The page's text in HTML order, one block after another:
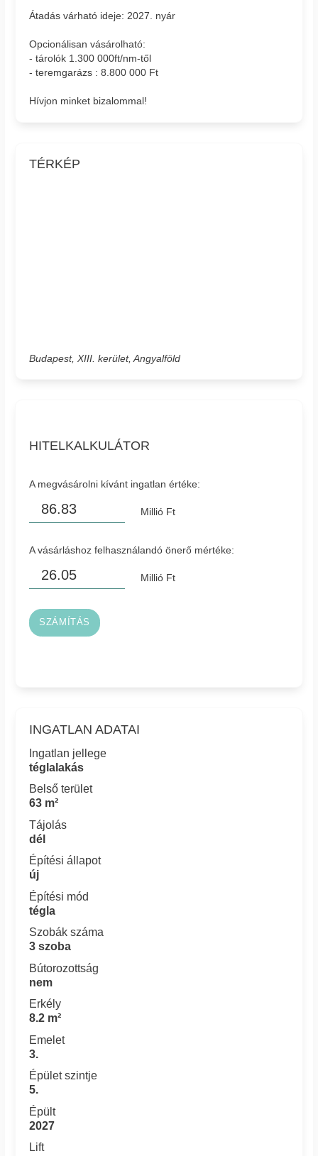
Átadás várható ideje: 2027. nyár
Opcionálisan vásárolható:
- tárolók 1.300 000ft/nm-től
- teremgarázs : 8.800 000 Ft
Hívjon minket bizalommal!
TÉRKÉP
Budapest, XIII. kerület, Angyalföld
HITELKALKULÁTOR
A megvásárolni kívánt ingatlan értéke:
Millió Ft
A vásárláshoz felhasználandó önerő mértéke:
Millió Ft
SZÁMÍTÁS
INGATLAN ADATAI
Ingatlan jellege
téglalakás
Belső terület
63 m²
Tájolás
dél
Építési állapot
új
Építési mód
tégla
Szobák száma
3 szoba
Bútorozottság
nem
Erkély
8.2 m²
Emelet
3.
Épület szintje
5.
Épült
2027
Lift